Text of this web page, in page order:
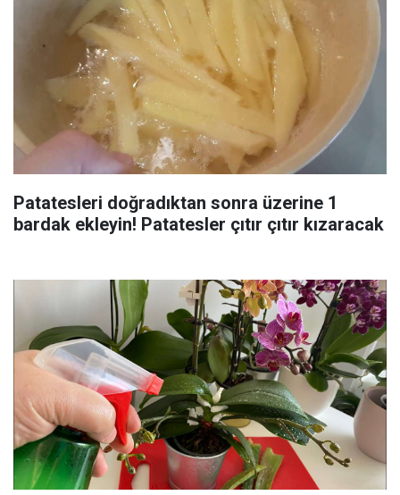
Patatesleri doğradıktan sonra üzerine 1
bardak ekleyin! Patatesler çıtır çıtır kızaracak